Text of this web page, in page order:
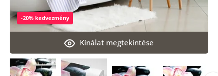
Kínálat megtekintése
-20% kedvezmény